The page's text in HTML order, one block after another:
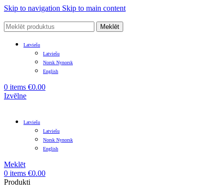
Skip to navigation Skip to main content
Meklēt
Latviešu
Latviešu
Norsk Nynorsk
English
0 items €0.00
Izvēlne
Latviešu
Latviešu
Norsk Nynorsk
English
Meklēt
0 items €0.00
Produkti